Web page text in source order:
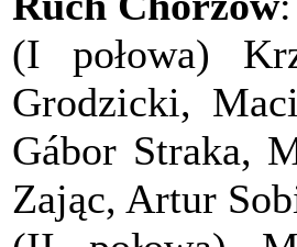
(I połowa)
Grodzicki,
Gábor Straka,
Zając, Artur